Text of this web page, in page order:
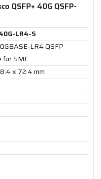
QSFP+ 40G QSFP-
LR4-S
LR4 QSFP
for SMF
x 72.4 mm